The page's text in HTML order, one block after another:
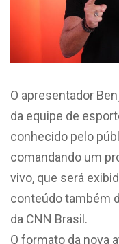
O apresentador
da equipe de
conhecido pelo
comandando um
vivo, que será
conteúdo também
da CNN Brasil.
O formato da nova